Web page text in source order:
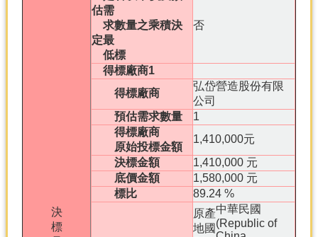
決
標
估需
求數量之乘積決
定最
低標
否
得標廠商1
得標廠商
弘岱營造股份有限
公司
預估需求數量
1
得標廠商
原始投標金額
1,410,000元
決標金額
1,410,000 元
底價金額
1,580,000 元
標比
89.24 %
原產
地國
中華民國
(Republic of